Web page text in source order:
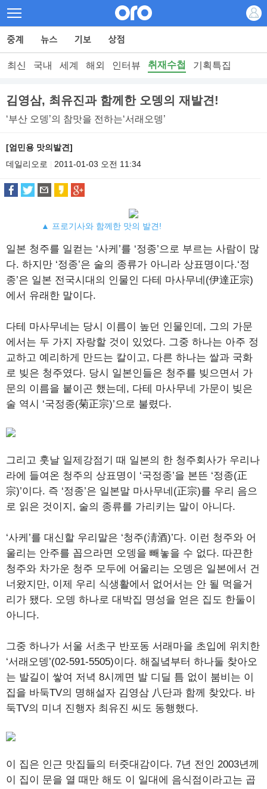
최신 국내 세계 해외 인터뷰 취재수첩 기획특집
김영삼, 최유진과 함께한 오뎅의 재발견!
‘부산 오뎅’의 참맛을 전하는‘서래오뎅’
[엄민용 맛의발견]
데일리오로
2011-01-03 오전 11:34
▲ 프로기사와 함께한 맛의 발견!
일본 청주를 일컫는 ‘사케’를 ‘정종’으로 부르는 사람이 많
다. 하지만 ‘정종’은 술의 종류가 아니라 상표명이다.‘정
종’은 일본 전국시대의 인물인 다테 마사무네(伊達正宗)
에서 유래한 말이다.
다테 마사무네는 당시 이름이 높던 인물인데, 그의 가문
에서는 두 가지 자랑할 것이 있었다. 그중 하나는 아주 정
교하고 예리하게 만드는 칼이고, 다른 하나는 쌀과 국화
로 빚은 청주였다. 당시 일본인들은 청주를 빚으면서 가
문의 이름을 붙이곤 했는데, 다테 마사무네 가문이 빚은
술 역시 ‘국정종(菊正宗)’으로 불렸다.
그리고 훗날 일제강점기 때 일본의 한 청주회사가 우리나
라에 들여온 청주의 상표명이 ‘국정종’을 본뜬 ‘정종(正
宗)’이다. 즉 ‘정종’은 일본말 마사무네(正宗)를 우리 음으
로 읽은 것이지, 술의 종류를 가리키는 말이 아니다.
‘사케’를 대신할 우리말은 ‘청주(淸酒)’다. 이런 청주와 어
울리는 안주를 꼽으라면 오뎅을 빼놓을 수 없다. 따끈한
청주와 차가운 청주 모두에 어울리는 오뎅은 일본에서 건
너왔지만, 이제 우리 식생활에서 없어서는 안 될 먹을거
리가 됐다. 오뎅 하나로 대박집 명성을 얻은 집도 한둘이
아니다.
그중 하나가 서울 서초구 반포동 서래마을 초입에 위치한
‘서래오뎅’(02-591-5505)이다. 해질녘부터 하나둘 찾아오
는 발길이 쌓여 저녁 8시께면 발 디딜 틈 없이 붐비는 이
집을 바둑TV의 명해설자 김영삼 八단과 함께 찾았다. 바
둑TV의 미녀 진행자 최유진 씨도 동행했다.
이 집은 인근 맛집들의 터줏대감이다. 7년 전인 2003년께
이 집이 문을 열 때만 해도 이 일대에 음식점이라고는 곱